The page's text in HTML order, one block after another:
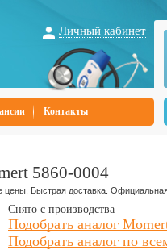
Личный кабинет
Контакты
5860-0004
Быстрая доставка. Официальная
Снято с производства
Подобрать аналог
Подобрать аналог по